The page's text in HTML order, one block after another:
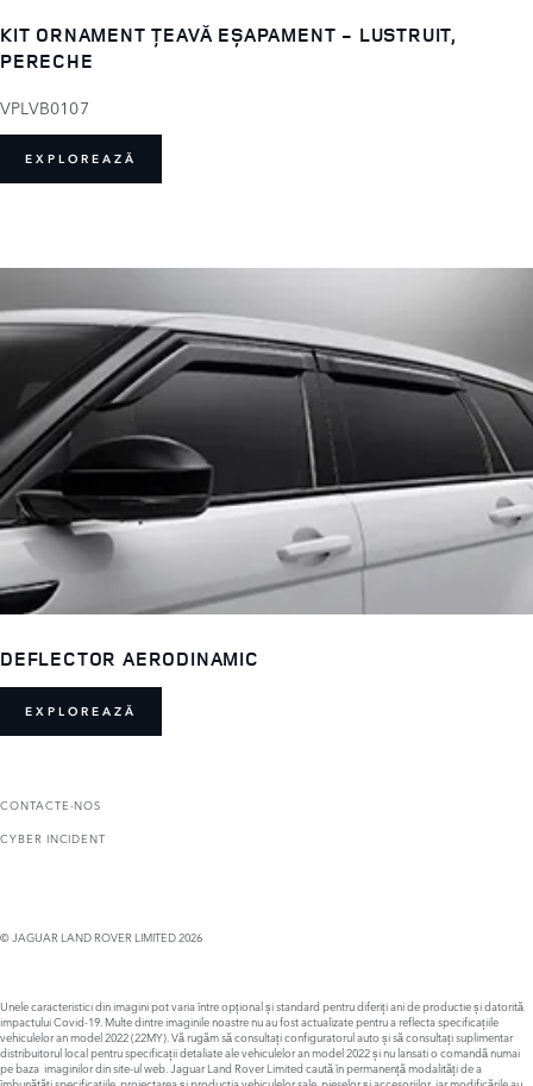
KIT ORNAMENT ȚEAVĂ EȘAPAMENT - LUSTRUIT,
PERECHE
VPLVB0107
EXPLOREAZĂ
DEFLECTOR AERODINAMIC
EXPLOREAZĂ
CONTACTE-NOS
CYBER INCIDENT
© JAGUAR LAND ROVER LIMITED 2026
Unele caracteristici din imagini pot varia între opțional și standard pentru diferiți ani de productie și datorită
impactului Covid-19. Multe dintre imaginile noastre nu au fost actualizate pentru a reflecta specificațiile
vehiculelor an model 2022 (22MY). Vă rugăm să consultați configuratorul auto și să consultați suplimentar
distribuitorul local pentru specificații detaliate ale vehiculelor an model 2022 și nu lansati o comandă numai
pe baza imaginilor din site-ul web. Jaguar Land Rover Limited caută în permanență modalități de a